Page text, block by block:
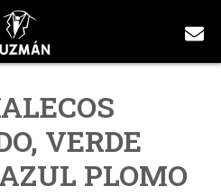
VERDE
PLOMO